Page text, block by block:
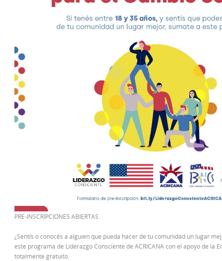
PRE-INSCRIPCIONES ABIERTAS.
¿Sentís o conocés a alguien que pueda hacer de tu comunidad un lugar
este programa de Liderazgo Consciente de ACRICANA con el apoyo de la
totalmente gratuito.